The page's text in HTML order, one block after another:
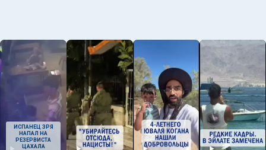
ИСПАНЕЦ ЗРЯ
НАПАЛ НА
РЕЗЕРВИСТА
ЦАХАЛА